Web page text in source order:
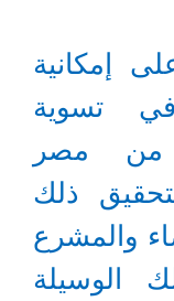
إمكانية
تسوية
من مصر
ذلك
والمشرع
الوسيلة